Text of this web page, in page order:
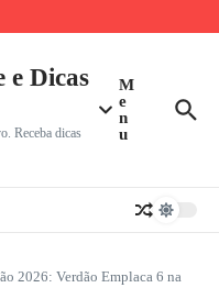
Neo Química Arena Durante
e Dicas
Receba dicas
M
e
n
u
2026: Verdão Emplaca 6 na